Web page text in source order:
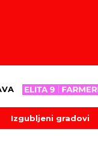
Izgubljeni gradovi